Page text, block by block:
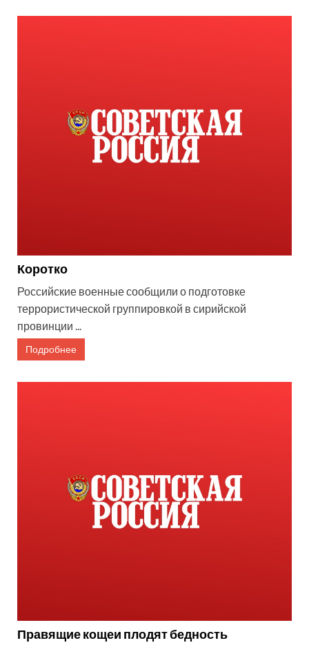
Коротко
Российские военные сообщили о подготовке
террористической группировкой в сирийской
провинции ...
Подробнее
Правящие кощеи плодят бедность